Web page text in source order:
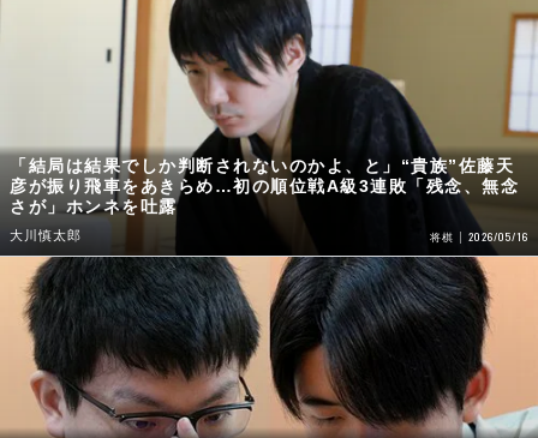
「結局は結果でしか判断されないのかよ、と」“貴族”佐藤天
彦が振り飛車をあきらめ…初の順位戦A級3連敗「残念、無念
さが」ホンネを吐露
大川慎太郎 将棋 2026/05/16